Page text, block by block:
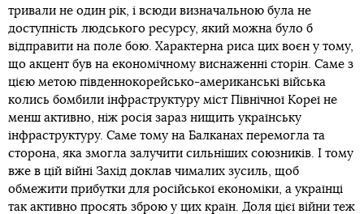
тривали не один рік, і всюди визначальною була не
доступність людського ресурсу, який можна було б
відправити на поле бою. Характерна риса цих воєн у тому,
що акцент був на економічному виснаженні сторін. Саме з
цією метою південнокорейсько-американські війська
колись бомбили інфраструктуру міст Північної Кореї не
менш активно, ніж росія зараз нищить українську
інфраструктуру. Саме тому на Балканах перемогла та
сторона, яка змогла залучити сильніших союзників. І тому
вже в цій війні Захід доклав чималих зусиль, щоб
обмежити прибутки для російської економіки, а українці
так активно просять зброю у цих країн. Доля цієї війни теж